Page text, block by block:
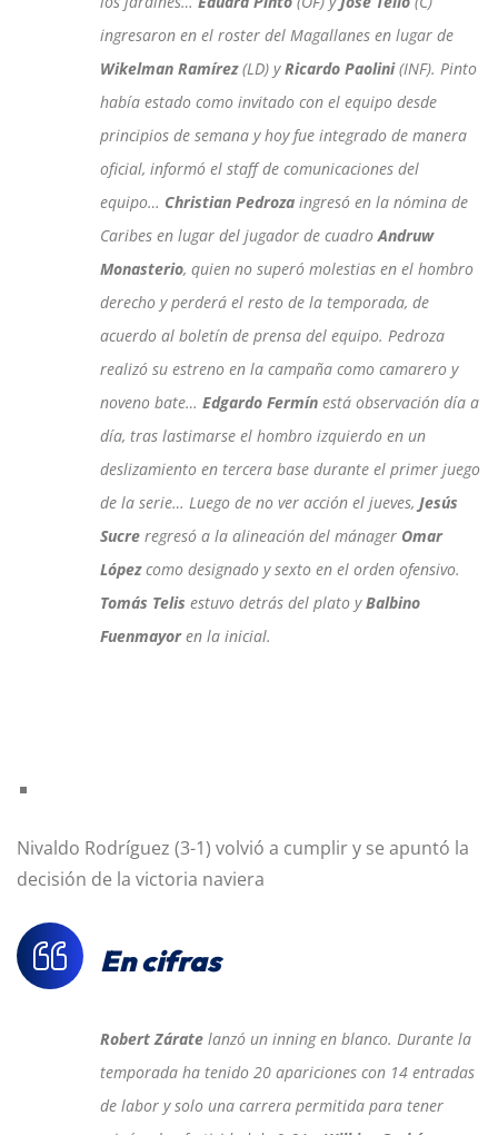
ingresaron en el roster del Magallanes en lugar de
Wikelman Ramírez(LD) yRicardo Paolini(INF). Pinto
había estado como invitado con el equipo desde
principios de semana y hoy fue integrado de manera
oficial, informó el staff de comunicaciones del
equipo… Christian Pedroza ingresó en la nómina de
Caribes en lugar del jugador de cuadro Andruw
Monasterio, quien no superó molestias en el hombro
derecho y perderá el resto de la temporada, de
acuerdo al boletín de prensa del equipo. Pedroza
realizó su estreno en la campaña como camarero y
noveno bate… Edgardo Fermín está observación día a
día, tras lastimarse el hombro izquierdo en un
deslizamiento en tercera base durante el primer juego
de la serie… Luego de no ver acción el jueves, Jesús
Sucre regresó a la alineación del mánager Omar
Lópezcomo designado y sexto en el orden ofensivo.
Tomás Telis estuvo detrás del plato yBalbino
Fuenmayoren la inicial.
Nivaldo Rodríguez (3-1) volvió a cumplir y se apuntó la
decisión de la victoria naviera
En cifras
Robert Zárate lanzó un inning en blanco. Durante la
temporada ha tenido 20 apariciones con 14 entradas
de labor y solo una carrera permitida para tener